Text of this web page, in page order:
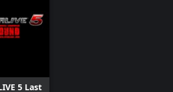
5 Last